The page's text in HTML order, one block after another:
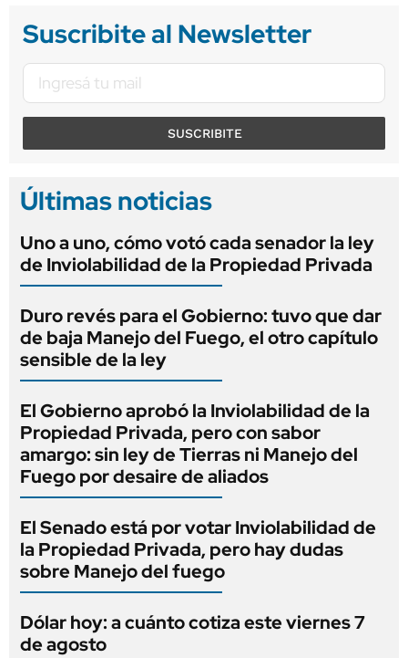
Suscribite al Newsletter
SUSCRIBITE
Últimas noticias
Uno a uno, cómo votó cada senador la ley
de Inviolabilidad de la Propiedad Privada
Duro revés para el Gobierno: tuvo que dar
de baja Manejo del Fuego, el otro capítulo
sensible de la ley
El Gobierno aprobó la Inviolabilidad de la
Propiedad Privada, pero con sabor
amargo: sin ley de Tierras ni Manejo del
Fuego por desaire de aliados
El Senado está por votar Inviolabilidad de
la Propiedad Privada, pero hay dudas
sobre Manejo del fuego
Dólar hoy: a cuánto cotiza este viernes 7
de agosto